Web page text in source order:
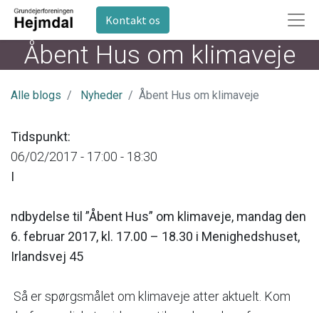
Kontakt os
Åbent Hus om klimaveje
Alle blogs Nyheder Åbent Hus om klimaveje
Tidspunkt:
06/02/2017 - 17:00 - 18:30
I
ndbydelse til ”Åbent Hus” om klimaveje, mandag den
6. februar 2017, kl. 17.00 – 18.30 i Menighedshuset,
Irlandsvej 45
Så er spørgsmålet om klimaveje atter aktuelt. Kom